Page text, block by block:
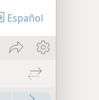
Español